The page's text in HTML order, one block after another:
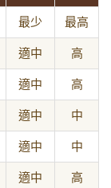
最少 最高
適中 高
適中 高
適中 中
適中 中
適中 高